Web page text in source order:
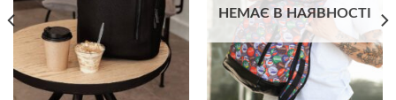
НЕМАЄ В НАЯВНОСТІ